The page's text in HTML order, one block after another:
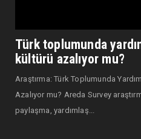
Türk toplumunda
kültürü azalıyor mu?
Araştırma: Türk Toplumunda
Azalıyor mu? Areda Survey
paylaşma, yardımlaş...